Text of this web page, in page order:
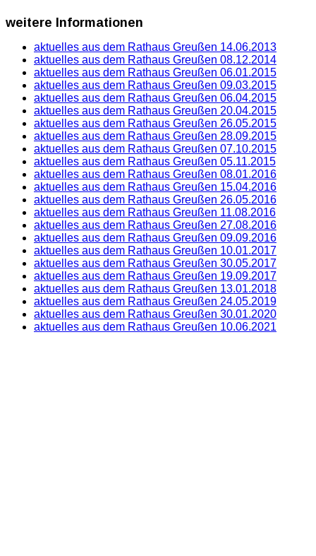
weitere Informationen
aktuelles aus dem Rathaus Greußen 14.06.2013
aktuelles aus dem Rathaus Greußen 08.12.2014
aktuelles aus dem Rathaus Greußen 06.01.2015
aktuelles aus dem Rathaus Greußen 09.03.2015
aktuelles aus dem Rathaus Greußen 06.04.2015
aktuelles aus dem Rathaus Greußen 20.04.2015
aktuelles aus dem Rathaus Greußen 26.05.2015
aktuelles aus dem Rathaus Greußen 28.09.2015
aktuelles aus dem Rathaus Greußen 07.10.2015
aktuelles aus dem Rathaus Greußen 05.11.2015
aktuelles aus dem Rathaus Greußen 08.01.2016
aktuelles aus dem Rathaus Greußen 15.04.2016
aktuelles aus dem Rathaus Greußen 26.05.2016
aktuelles aus dem Rathaus Greußen 11.08.2016
aktuelles aus dem Rathaus Greußen 27.08.2016
aktuelles aus dem Rathaus Greußen 09.09.2016
aktuelles aus dem Rathaus Greußen 10.01.2017
aktuelles aus dem Rathaus Greußen 30.05.2017
aktuelles aus dem Rathaus Greußen 19.09.2017
aktuelles aus dem Rathaus Greußen 13.01.2018
aktuelles aus dem Rathaus Greußen 24.05.2019
aktuelles aus dem Rathaus Greußen 30.01.2020
aktuelles aus dem Rathaus Greußen 10.06.2021